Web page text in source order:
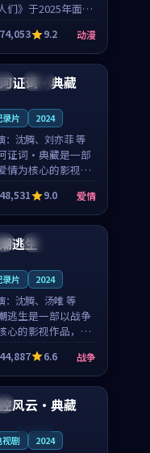
们》于2025年面
泰国的城市气质与
生活的人物心境共
筑了影片基调。卫
、顾沂溪用细腻的
撑起整部动漫电
74,053 9.2 动漫
热播
证词·典藏
录片 2024
沈腾、刘亦菲 等
证词·典藏是一部
情为核心的影视作
围绕危机、反转与
成长展开，整体节
凑，值得推荐观
48,531 9.0 爱情
院线
逃生
录片 2024
沈腾、汤唯 等
逃生是一部以战争
心的影视作品，围
机、反转与人物成
开，整体节奏紧
值得推荐观看。
44,887 6.6 战争
风云·典藏
视剧 2024